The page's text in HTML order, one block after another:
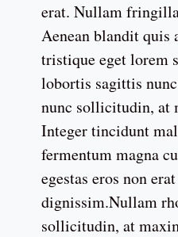
erat. Nullam
Aenean blandit quis
tristique eget lorem
lobortis sagittis
nunc sollicitudin, at
Integer tincidunt
fermentum magna
egestas eros non
dignissim.Nullam
sollicitudin, at